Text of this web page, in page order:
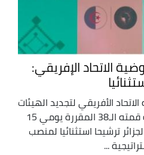
الاتحاد الإفريقي:
الأفريقي لتجديد الهيئات
الإدارية لمفوضيته بمناسبة قمته الـ38 المقررة يومي 15
ترشيحا استثنائيا لمنصب
...